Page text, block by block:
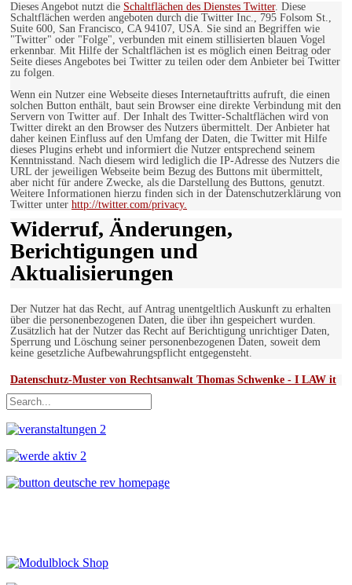
Dieses Angebot nutzt die Schaltflächen des Dienstes Twitter. Diese
Schaltflächen werden angeboten durch die Twitter Inc., 795 Folsom St.,
Suite 600, San Francisco, CA 94107, USA. Sie sind an Begriffen wie
"Twitter" oder "Folge", verbunden mit einem stillisierten blauen Vogel
erkennbar. Mit Hilfe der Schaltflächen ist es möglich einen Beitrag oder
Seite dieses Angebotes bei Twitter zu teilen oder dem Anbieter bei Twitter
zu folgen.
Wenn ein Nutzer eine Webseite dieses Internetauftritts aufruft, die einen
solchen Button enthält, baut sein Browser eine direkte Verbindung mit den
Servern von Twitter auf. Der Inhalt des Twitter-Schaltflächen wird von
Twitter direkt an den Browser des Nutzers übermittelt. Der Anbieter hat
daher keinen Einfluss auf den Umfang der Daten, die Twitter mit Hilfe
dieses Plugins erhebt und informiert die Nutzer entsprechend seinem
Kenntnisstand. Nach diesem wird lediglich die IP-Adresse des Nutzers die
URL der jeweiligen Webseite beim Bezug des Buttons mit übermittelt,
aber nicht für andere Zwecke, als die Darstellung des Buttons, genutzt.
Weitere Informationen hierzu finden sich in der Datenschutzerklärung von
Twitter unter http://twitter.com/privacy.
Widerruf, Änderungen,
Berichtigungen und
Aktualisierungen
Der Nutzer hat das Recht, auf Antrag unentgeltlich Auskunft zu erhalten
über die personenbezogenen Daten, die über ihn gespeichert wurden.
Zusätzlich hat der Nutzer das Recht auf Berichtigung unrichtiger Daten,
Sperrung und Löschung seiner personenbezogenen Daten, soweit dem
keine gesetzliche Aufbewahrungspflicht entgegensteht.
Datenschutz-Muster von Rechtsanwalt Thomas Schwenke - I LAW it